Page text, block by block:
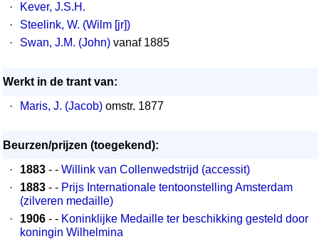
·
Kever, J.S.H.
·
Steelink, W. (Wilm [jr])
·
Swan, J.M. (John) vanaf 1885
Werkt in de trant van:
·
Maris, J. (Jacob) omstr. 1877
Beurzen/prijzen (toegekend):
·
1883 - - Willink van Collenwedstrijd (accessit)
·
1883 - - Prijs Internationale tentoonstelling Amsterdam
(zilveren medaille)
·
1906 - - Koninklijke Medaille ter beschikking gesteld door
koningin Wilhelmina